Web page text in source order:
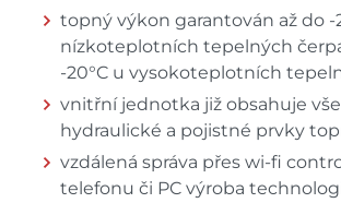
topný výkon garantován až do -
nízkoteplotních tepelných
-20°C u vysokoteplotních
vnitřní jednotka již obsahuje
hydraulické a pojistné prvky
vzdálená správa přes wi-fi
telefonu či PC výroba